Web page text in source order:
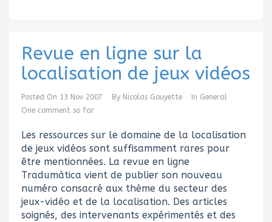
Revue en ligne sur la
localisation de jeux vidéos
Posted On 13 Nov 2007 By Nicolas Gouyette In General
One comment so far
Les ressources sur le domaine de la localisation
de jeux vidéos sont suffisamment rares pour
être mentionnées. La revue en ligne
Tradumàtica vient de publier son nouveau
numéro consacré aux thème du secteur des
jeux-vidéo et de la localisation. Des articles
soignés, des intervenants expérimentés et des